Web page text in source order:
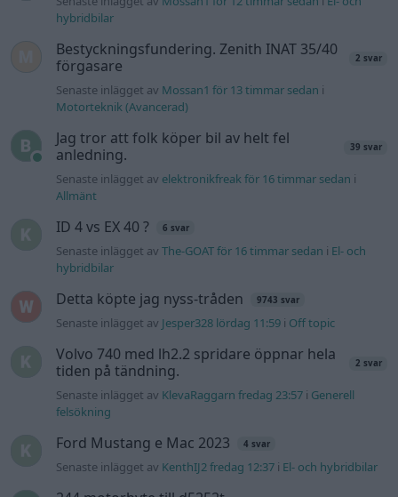
hybridbilar
Bestyckningsfundering. Zenith INAT 35/40
förgasare
2 svar
Senaste inlägget av Mossan1 för 13 timmar sedan i
Motorteknik (Avancerad)
Jag tror att folk köper bil av helt fel
anledning.
39 svar
Senaste inlägget av elektronikfreak för 16 timmar sedan i
Allmänt
ID 4 vs EX 40 ? 6 svar
Senaste inlägget avThe-GOAT för 16 timmar sedan i El- och
hybridbilar
Detta köpte jag nyss-tråden 9743 svar
Senaste inlägget av Jesper328 lördag 11:59 i Off topic
Volvo 740 med lh2.2 spridare öppnar hela
tiden på tändning.
2 svar
Senaste inlägget av KlevaRaggarn fredag 23:57 i Generell
felsökning
Ford Mustang e Mac 2023 4 svar
Senaste inlägget av KenthIJ2 fredag 12:37 i El- och hybridbilar